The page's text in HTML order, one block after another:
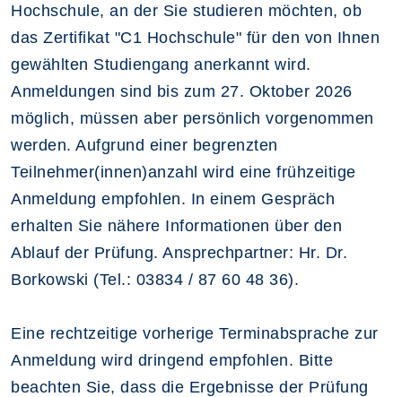
Hochschule, an der Sie studieren möchten, ob
das Zertifikat "C1 Hochschule" für den von Ihnen
gewählten Studiengang anerkannt wird.
Anmeldungen sind bis zum 27. Oktober 2026
möglich, müssen aber persönlich vorgenommen
werden. Aufgrund einer begrenzten
Teilnehmer(innen)anzahl wird eine frühzeitige
Anmeldung empfohlen. In einem Gespräch
erhalten Sie nähere Informationen über den
Ablauf der Prüfung. Ansprechpartner: Hr. Dr.
Borkowski (Tel.: 03834 / 87 60 48 36).
Eine rechtzeitige vorherige Terminabsprache zur
Anmeldung wird dringend empfohlen. Bitte
beachten Sie, dass die Ergebnisse der Prüfung